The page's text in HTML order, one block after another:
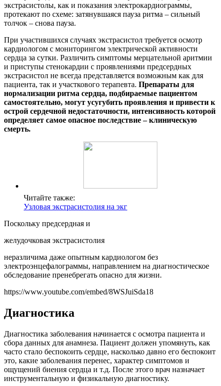
экстрасистолы, как и показания электрокардиограммы,
протекают по схеме: затянувшаяся пауза ритма – сильный
толчок – снова пауза.
При участившихся случаях экстрасистол требуется осмотр
кардиологом с мониторингом электрической активности
сердца за сутки. Различить симптомы мерцательной аритмии
и приступы стенокардии с проявлениями предсердных
экстрасистол не всегда представляется возможным как для
пациента, так и участкового терапевта. Препараты для
нормализации ритма сердца, подбираемые пациентом
самостоятельно, могут усугубить проявления и привести к
острой сердечной недостаточности, интенсивность которой
определяет самое опасное последствие – клиническую
смерть.
Читайте также:
Узловая экстрасистолия на экг
Поскольку предсердная и
желудочковая экстрасистолия
неразличима даже опытным кардиологом без
электроэнцефалограммы, направлением на диагностическое
обследование пренебрегать опасно для жизни.
https://www.youtube.com/embed/8WSJuiSda18
Диагностика
Диагностика заболевания начинается с осмотра пациента и
сбора данных для анамнеза. Пациент должен упомянуть, как
часто стало беспокоить сердце, насколько давно его беспокоит
это, какие заболевания перенес, характер симптомов и
ощущений биения сердца и т.д. После этого врач назначает
инструментальную и физикальную диагностику.